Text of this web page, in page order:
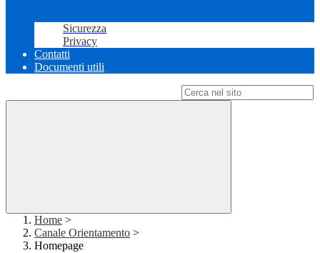
Sicurezza
Privacy
Contatti
Documenti utili
Home >
Canale Orientamento >
Homepage